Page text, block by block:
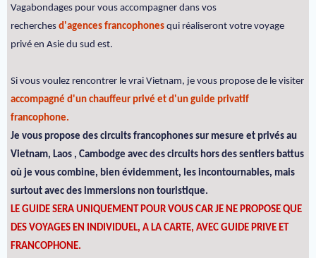
Vagabondages pour vous accompagner dans vos
recherches d'agences francophones qui réaliseront votre voyage
privé en Asie du sud est.
Si vous voulez rencontrer le vrai Vietnam, je vous propose de le visiter
accompagné d'un chauffeur privé et d'un guide privatif
francophone.
Je vous propose des circuits francophones sur mesure et privés au
Vietnam, Laos , Cambodge avec des circuits hors des sentiers battus
où je vous combine, bien évidemment, les incontournables, mais
surtout avec des immersions non touristique.
LE GUIDE SERA UNIQUEMENT POUR VOUS CAR JE NE PROPOSE QUE
DES VOYAGES EN INDIVIDUEL, A LA CARTE, AVEC GUIDE PRIVE ET
FRANCOPHONE.